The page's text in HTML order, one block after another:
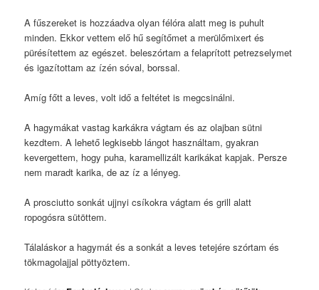
A fűszereket is hozzáadva olyan félóra alatt meg is puhult
minden. Ekkor vettem elő hű segítőmet a merülőmixert és
pürésítettem az egészet. beleszórtam a felaprított petrezselymet
és igazítottam az ízén sóval, borssal.
Amíg főtt a leves, volt idő a feltétet is megcsinálni.
A hagymákat vastag karkákra vágtam és az olajban sütni
kezdtem. A lehető legkisebb lángot használtam, gyakran
kevergettem, hogy puha, karamellizált karikákat kapjak. Persze
nem maradt karika, de az íz a lényeg.
A prosciutto sonkát ujjnyi csíkokra vágtam és grill alatt
ropogósra sütöttem.
Tálaláskor a hagymát és a sonkát a leves tetejére szórtam és
tökmagolajjal pöttyöztem.